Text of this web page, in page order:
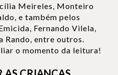
Meireles, Monteiro
e também pelos
Fernando Vilela,
Rando, entre outros.
o momento da leitura!